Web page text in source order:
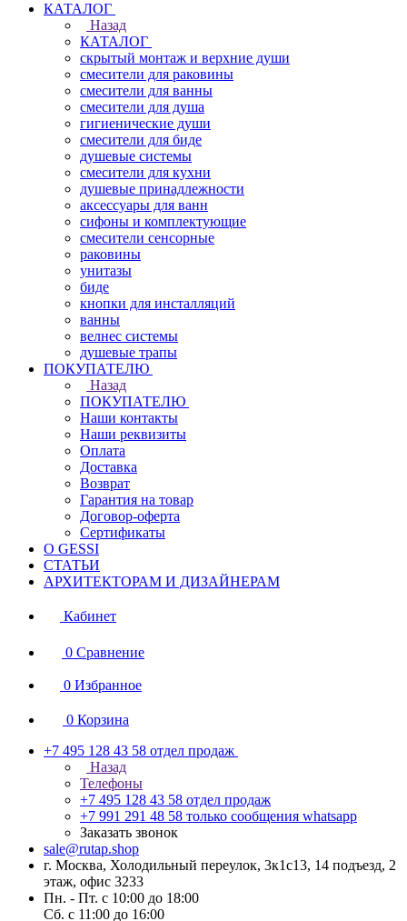
КАТАЛОГ
Назад
КАТАЛОГ
скрытый монтаж и верхние души
смесители для раковины
смесители для ванны
смесители для душа
гигиенические души
смесители для биде
душевые системы
смесители для кухни
душевые принадлежности
аксессуары для ванн
сифоны и комплектующие
смесители сенсорные
раковины
унитазы
биде
кнопки для инсталляций
ванны
велнес системы
душевые трапы
ПОКУПАТЕЛЮ
Назад
ПОКУПАТЕЛЮ
Наши контакты
Наши реквизиты
Оплата
Доставка
Возврат
Гарантия на товар
Договор-оферта
Сертификаты
О GESSI
СТАТЬИ
АРХИТЕКТОРАМ И ДИЗАЙНЕРАМ
Кабинет
0 Сравнение
0 Избранное
0 Корзина
+7 495 128 43 58 отдел продаж
Назад
Телефоны
+7 495 128 43 58 отдел продаж
+7 991 291 48 58 только сообщения whatsapp
Заказать звонок
sale@rutap.shop
г. Москва, Холодильный переулок, 3к1с13, 14 подъезд, 2
этаж, офис 3233
Пн. - Пт. с 10:00 до 18:00
Сб. с 11:00 до 16:00